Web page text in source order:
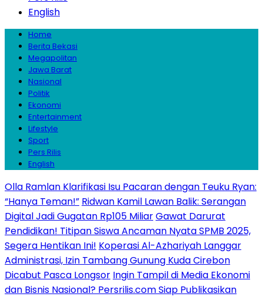
English
Home
Berita Bekasi
Megapolitan
Jawa Barat
Nasional
Politik
Ekonomi
Entertainment
Lifestyle
Sport
Pers Rilis
English
Olla Ramlan Klarifikasi Isu Pacaran dengan Teuku Ryan:
“Hanya Teman!” Ridwan Kamil Lawan Balik: Serangan
Digital Jadi Gugatan Rp105 MiliarGawat Darurat
Pendidikan! Titipan Siswa Ancaman Nyata SPMB 2025,
Segera Hentikan Ini! Koperasi Al-Azhariyah Langgar
Administrasi, Izin Tambang Gunung Kuda Cirebon
Dicabut Pasca Longsor Ingin Tampil di Media Ekonomi
dan Bisnis Nasional? Persrilis.com Siap Publikasikan